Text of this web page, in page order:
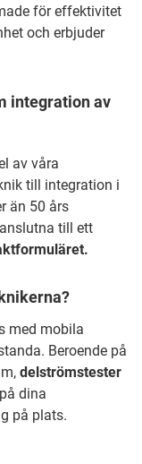
för effektivitet
och erbjuder
integration av
av våra
till integration i
än 50 års
till ett
med mobila
Beroende på
delströmstester
dina
på plats.